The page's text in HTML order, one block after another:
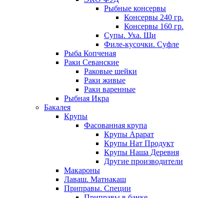
Рыбные консервы
Консервы 240 гр.
Консервы 160 гр.
Супы. Уха. Щи
Филе-кусочки. Суфле
Рыба Копченая
Раки Севанские
Раковые шейки
Раки живые
Раки варенные
Рыбная Икра
Бакалея
Крупы
Фасованная крупа
Крупы Арарат
Крупы Нат Продукт
Крупы Наша Деревня
Другие производители
Макароны
Лаваш. Матнакаш
Приправы. Специи